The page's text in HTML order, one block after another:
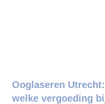
Ooglaseren
welke vergoeding